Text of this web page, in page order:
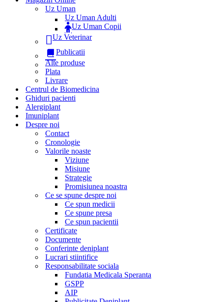
Uz Uman
Uz Uman Adulti
Uz Uman Copii
Uz Veterinar
Publicatii
Alte produse
Plata
Livrare
Centrul de Biomedicina
Ghiduri pacienti
Alergiplant
Imuniplant
Despre noi
Contact
Cronologie
Valorile noaste
Viziune
Misiune
Strategie
Promisiunea noastra
Ce se spune despre noi
Ce spun medicii
Ce spune presa
Ce spun pacientii
Certificate
Documente
Conferinte deniplant
Lucrari stiintifice
Responsabilitate sociala
Fundatia Medicala Speranta
GSPP
AIP